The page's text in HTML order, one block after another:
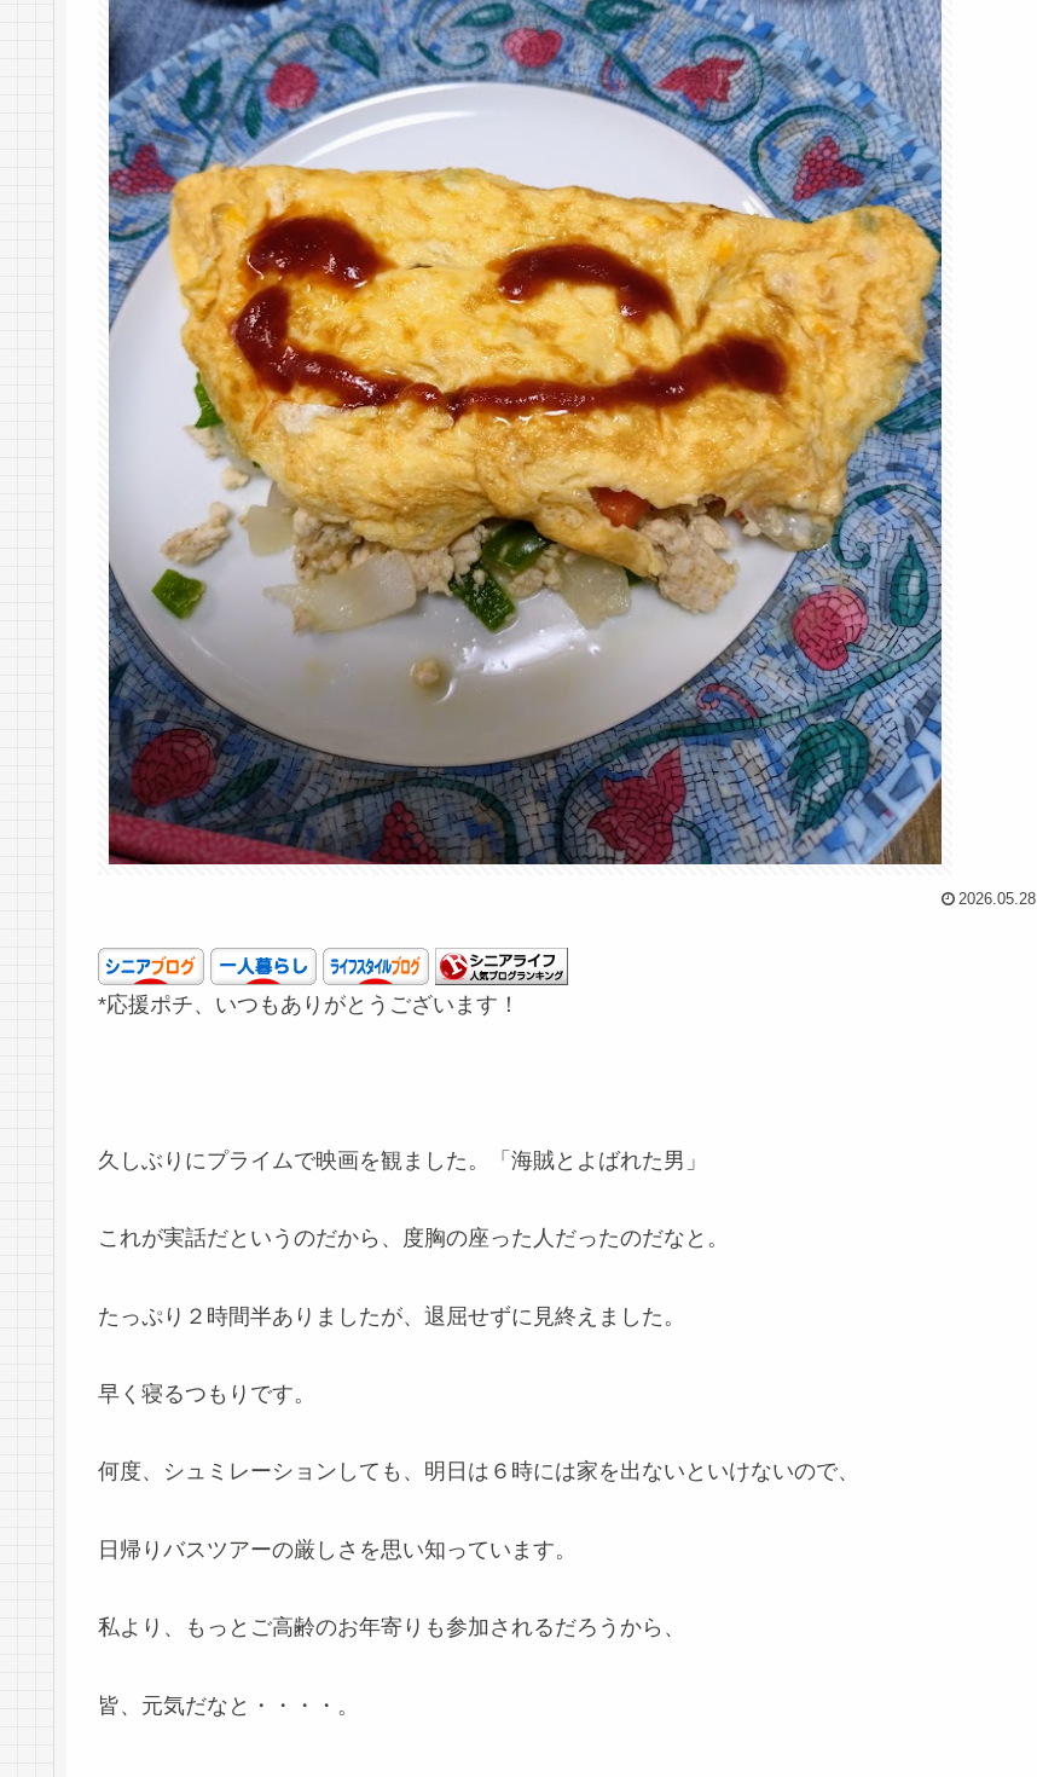
2026.05.28
*応援ポチ、いつもありがとうございます！
久しぶりにプライムで映画を観ました。「海賊とよばれた男」
これが実話だというのだから、度胸の座った人だったのだなと。
たっぷり２時間半ありましたが、退屈せずに見終えました。
早く寝るつもりです。
何度、シュミレーションしても、明日は６時には家を出ないといけないので、
日帰りバスツアーの厳しさを思い知っています。
私より、もっとご高齢のお年寄りも参加されるだろうから、
皆、元気だなと・・・・。